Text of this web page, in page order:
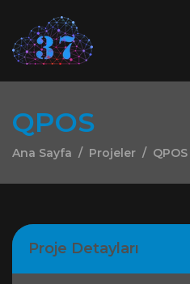
QPOS
Ana Sayfa Projeler QPOS
Proje Detayları